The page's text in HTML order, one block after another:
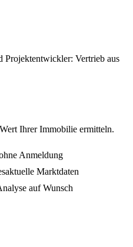
Projektentwickler: Vertrieb aus
Ihrer Immobilie ermitteln.
Anmeldung
Marktdaten
auf Wunsch